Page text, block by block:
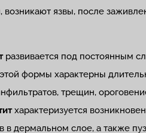
возникают язвы, после
развивается под постоянным
формы характерны
трещин,
характеризуется
в дермальном слое, а также